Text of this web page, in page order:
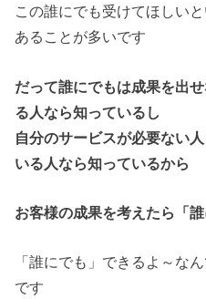
この誰にでも受けてほしい
あることが多いです
だって誰にでもは成果を出
る人なら知っているし
自分のサービスが必要ない
いる人なら知っているから
お客様の成果を考えたら「
「誰にでも」できるよ～な
です